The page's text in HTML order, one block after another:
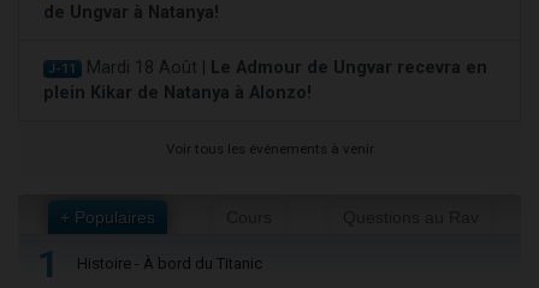
de Ungvar à Natanya!
J-11 Mardi 18 Août |
Le Admour de Ungvar recevra en
plein Kikar de Natanya à Alonzo!
Voir tous les événements à venir
+ Populaires
1 Histoire - À bord du Titanic